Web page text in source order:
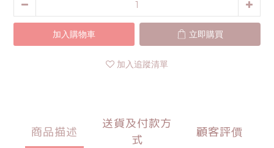
加入購物車 立即購買
加入追蹤清單
商品描述
送貨及付款方
式
顧客評價